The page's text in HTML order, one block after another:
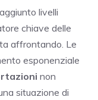
livelli
chiave delle
affrontando. Le
esponenziale
non
situazione di